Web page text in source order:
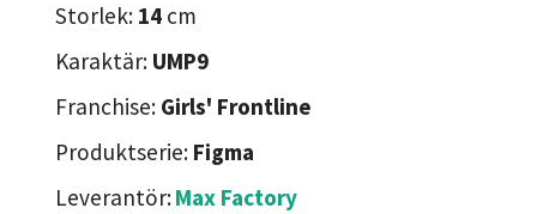
Storlek: 14 cm
Karaktär: UMP9
Franchise: Girls' Frontline
Produktserie: Figma
Leverantör:Max Factory